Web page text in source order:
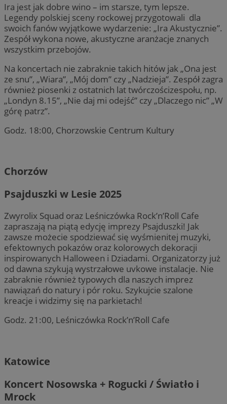
Ira jest jak dobre wino – im starsze, tym lepsze.
Legendy polskiej sceny rockowej przygotowali dla
swoich fanów wyjątkowe wydarzenie: „Ira Akustycznie”.
Zespół wykona nowe, akustyczne aranżacje znanych
wszystkim przebojów.
Na koncertach nie zabraknie takich hitów jak „Ona jest
ze snu”, „Wiara”, „Mój dom” czy „Nadzieja”. Zespół zagra
również piosenki z ostatnich lat twórczościzespołu, np.
„Londyn 8.15”, „Nie daj mi odejść” czy „Dlaczego nic” „W
górę patrz”.
Godz. 18:00, Chorzowskie Centrum Kultury
Chorzów
Psajduszki w Lesie 2025
Zwyrolix Squad oraz Leśniczówka Rock’n’Roll Cafe
zapraszają na piątą edycję imprezy Psajduszki! Jak
zawsze możecie spodziewać się wyśmienitej muzyki,
efektownych pokazów oraz kolorowych dekoracji
inspirowanych Halloween i Dziadami. Organizatorzy już
od dawna szykują wystrzałowe uvkowe instalacje. Nie
zabraknie również typowych dla naszych imprez
nawiązań do natury i pór roku. Szykujcie szalone
kreacje i widzimy się na parkietach!
Godz. 21:00, Leśniczówka Rock’n’Roll Cafe
Katowice
Koncert Nosowska + Rogucki / Światło i
Mrock